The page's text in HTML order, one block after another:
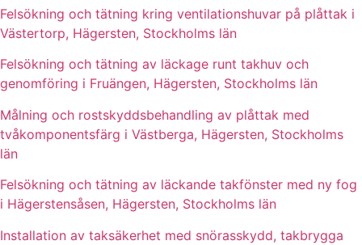
Felsökning och tätning kring ventilationshuvar på plåttak i
Västertorp, Hägersten, Stockholms län
Felsökning och tätning av läckage runt takhuv och
genomföring i Fruängen, Hägersten, Stockholms län
Målning och rostskyddsbehandling av plåttak med
tvåkomponentsfärg i Västberga, Hägersten, Stockholms
län
Felsökning och tätning av läckande takfönster med ny fog
i Hägerstensåsen, Hägersten, Stockholms län
Installation av taksäkerhet med snörasskydd, takbrygga